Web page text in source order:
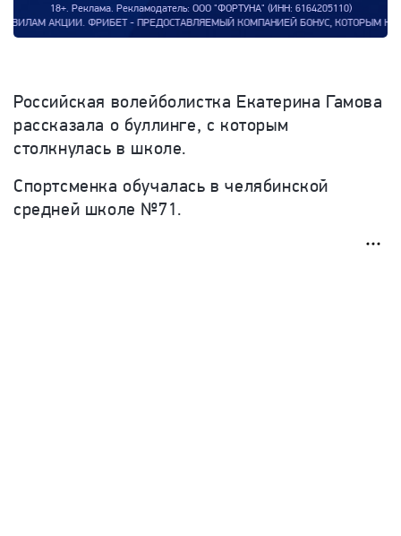
18+. Реклама. Рекламодатель: ООО "ФОРТУНА" (ИНН: 6164205110)
АКЦИИ. ФРИБЕТ - ПРЕДОСТАВЛЯЕМЫЙ КОМПАНИЕЙ БОНУС, КОТОРЫМ КЛИЕНТ
Российская волейболистка Екатерина Гамова
рассказала о буллинге, с которым
столкнулась в школе.
Спортсменка обучалась в челябинской
средней школе №71.